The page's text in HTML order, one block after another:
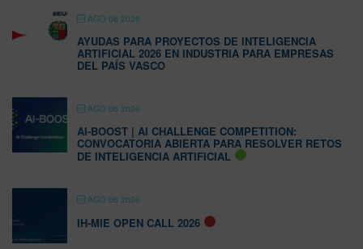
AGO 06 2026
AYUDAS PARA PROYECTOS DE INTELIGENCIA
ARTIFICIAL 2026 EN INDUSTRIA PARA EMPRESAS
DEL PAÍS VASCO
AGO 06 2026
AI-BOOST | AI CHALLENGE COMPETITION:
CONVOCATORIA ABIERTA PARA RESOLVER RETOS
DE INTELIGENCIA ARTIFICIAL
AGO 06 2026
IH-MIE OPEN CALL 2026